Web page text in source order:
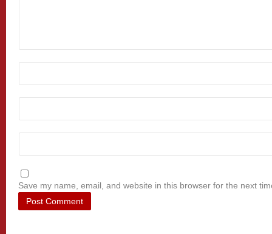
Save my name, email, and website in this browser for the next